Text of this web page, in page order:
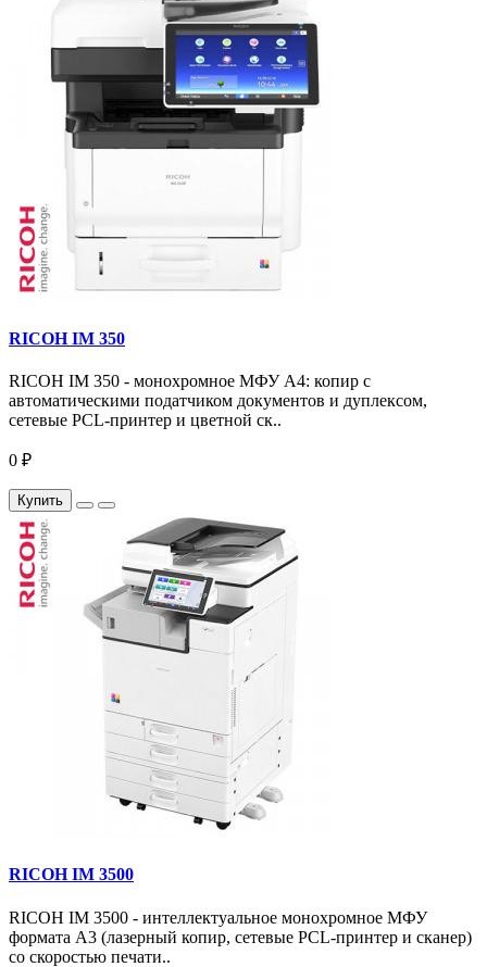
RICOH IM 350
RICOH IM 350 - монохромное МФУ A4: копир с
автоматическими податчиком документов и дуплексом,
сетевые PCL-принтер и цветной ск..
0 ₽
Купить
RICOH IM 3500
RICOH IM 3500 - интеллектуальное монохромное МФУ
формата А3 (лазерный копир, сетевые PCL-принтер и сканер)
со скоростью печати..